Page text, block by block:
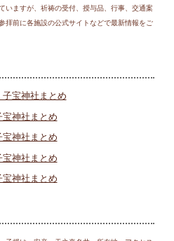
いますが、祈祷の受付、授与品、行事、交通案
拝前に各施設の公式サイトなどで最新情報をご
宝神社まとめ
神社まとめ
神社まとめ
神社まとめ
神社まとめ